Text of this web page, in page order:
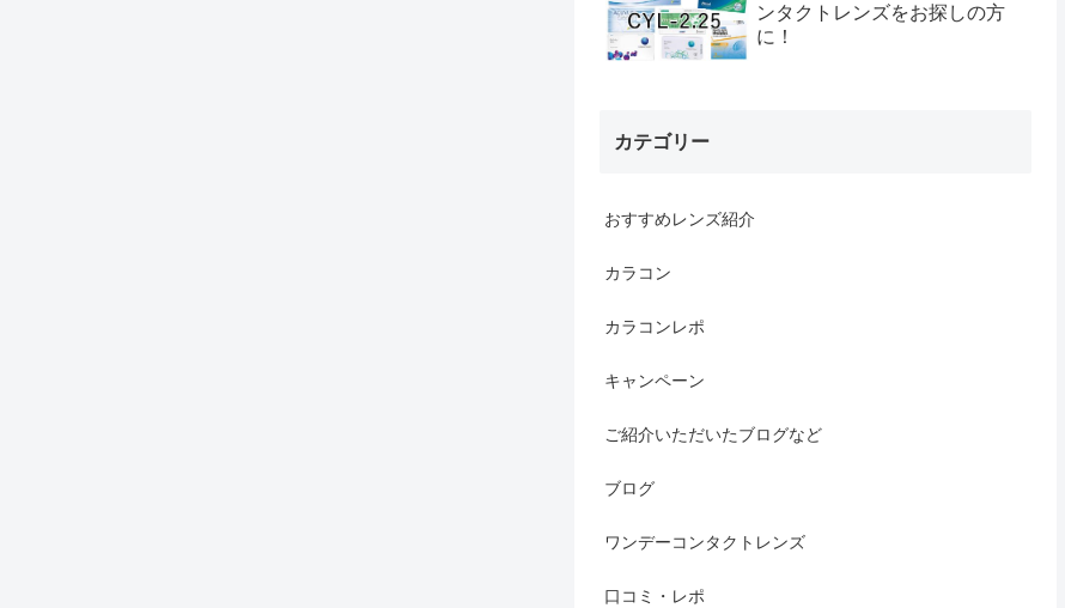
ンタクトレンズをお探しの方
に！
カテゴリー
おすすめレンズ紹介
カラコン
カラコンレポ
キャンペーン
ご紹介いただいたブログなど
ブログ
ワンデーコンタクトレンズ
口コミ・レポ